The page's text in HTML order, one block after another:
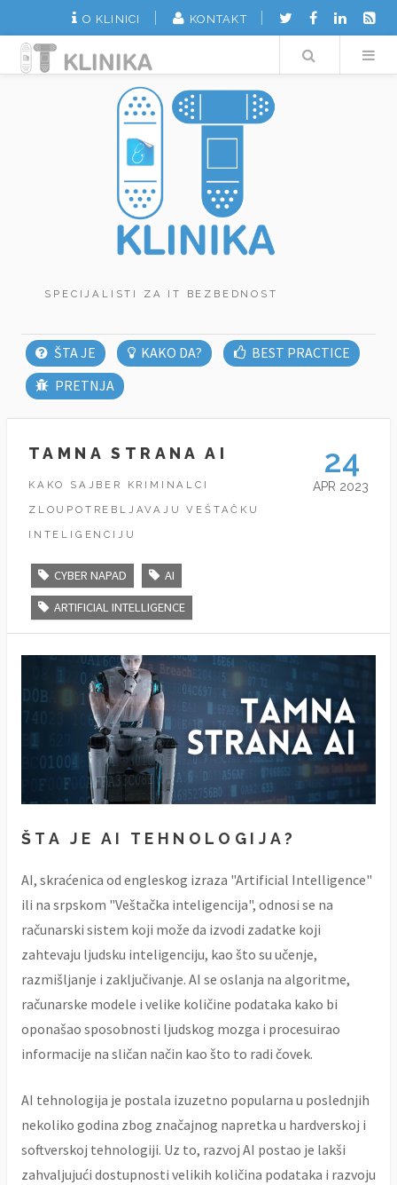
O KLINICI KONTAKT
Search
ŠTA JE KAKO DA?
BEST PRACTICE
PRETNJA
TAMNA STRANA AI
KAKO SAJBER KRIMINALCI
ZLOUPOTREBLJAVAJU VEŠTAČKU
INTELIGENCIJU
CYBER NAPAD AI
ARTIFICIAL INTELLIGENCE
24
APR 2023
ŠTA JE AI TEHNOLOGIJA?
AI, skraćenica od engleskog izraza "Artificial Intelligence"
ili na srpskom "Veštačka inteligencija", odnosi se na
računarski sistem koji može da izvodi zadatke koji
zahtevaju ljudsku inteligenciju, kao što su učenje,
razmišljanje i zaključivanje. AI se oslanja na algoritme,
računarske modele i velike količine podataka kako bi
oponašao sposobnosti ljudskog mozga i procesuirao
informacije na sličan način kao što to radi čovek.
AI tehnologija je postala izuzetno popularna u poslednjih
nekoliko godina zbog značajnog napretka u hardverskoj i
softverskoj tehnologiji. Uz to, razvoj AI postao je lakši
zahvaljujući dostupnosti velikih količina podataka i razvoju
SPECIJALISTI ZA IT BEZBEDNOST